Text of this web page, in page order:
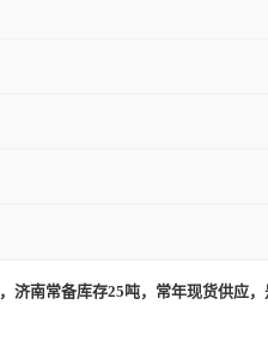
，济南常备库存25吨，常年现货供应